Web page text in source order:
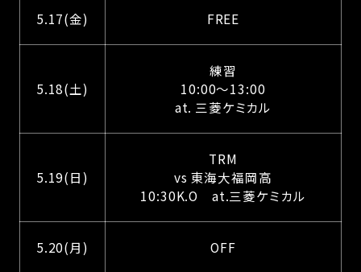
5.17(金) FREE
5.18(土)
練習
10:00～13:00
at. 三菱ケミカル
5.19(日)
TRM
vs 東海大福岡高
10:30K.O at.三菱ケミカル
5.20(月) OFF